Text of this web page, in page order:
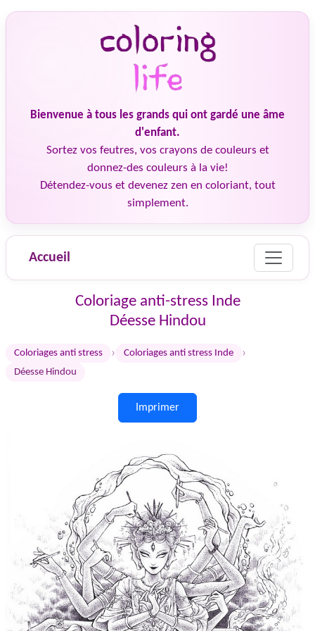
Bienvenue à tous les grands qui ont gardé une âme
d'enfant.
Sortez vos feutres, vos crayons de couleurs et
donnez-des couleurs à la vie!
Détendez-vous et devenez zen en coloriant, tout
simplement.
Accueil
Coloriage anti-stress Inde
Déesse Hindou
Coloriages anti stress › Coloriages anti stress Inde ›
Déesse Hindou
Imprimer